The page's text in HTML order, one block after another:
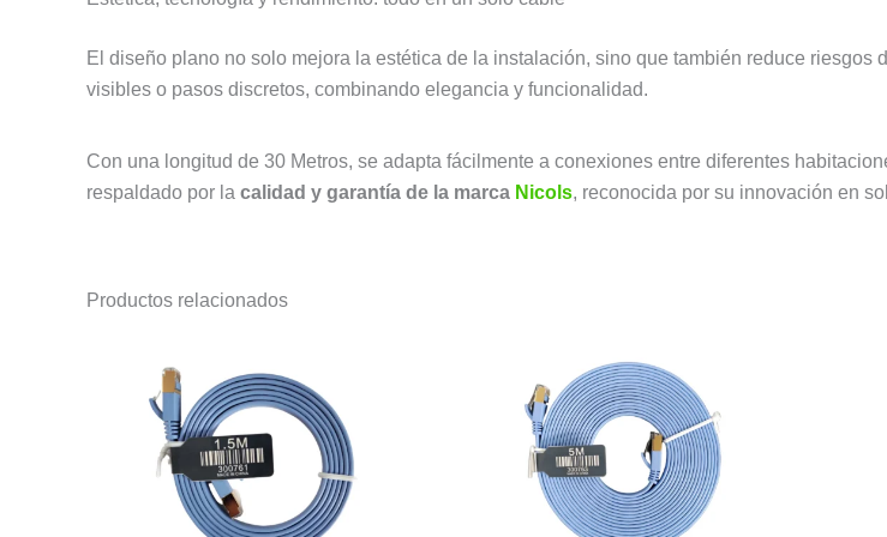
El diseño plano no solo mejora la estética de la instalación, sino que también reduce
visibles o pasos discretos, combinando elegancia y funcionalidad.
Con una longitud de 30 Metros, se adapta fácilmente a conexiones entre diferentes
respaldado por la calidad y garantía de la marca Nicols, reconocida por su innovación en
Productos relacionados